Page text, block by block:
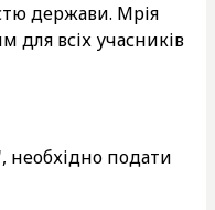
держави. Мрія
для всіх учасників
необхідно подати